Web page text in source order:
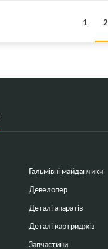
1 2
Гальмівні майданчики
Девелопер
Деталі апаратів
Деталі картриджів
Запчастини